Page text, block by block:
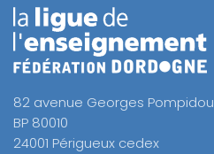
82 avenue Georges Pompidou
BP 80010
24001 Périgueux cedex